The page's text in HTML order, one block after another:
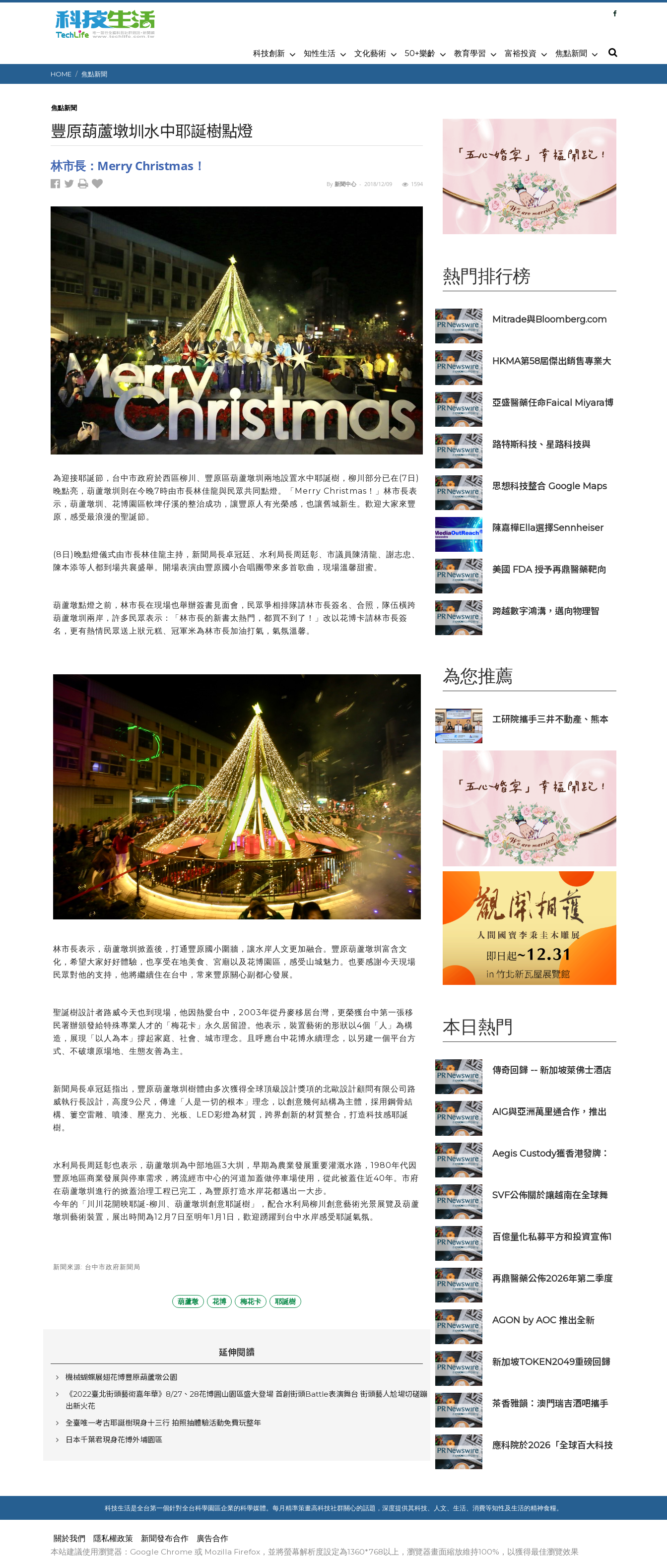
科技創新 知性生活 文化藝術 50+樂齡 教育學習 富裕投資 焦點新聞
HOME 焦點新聞
焦點新聞
豐原葫蘆墩圳水中耶誕樹點燈
林市長：Merry Christmas！
By 新聞中心 - 2018/12/09 1594
為迎接耶誕節，台中市政府於西區柳川、豐原區葫蘆墩圳兩地設置水中耶誕樹，柳川部分已在(7日)
晚點亮，葫蘆墩圳則在今晚7時由市長林佳龍與民眾共同點燈。「Merry Christmas！」林市長表
示，葫蘆墩圳、花博園區軟埤仔溪的整治成功，讓豐原人有光榮感，也讓舊城新生。歡迎大家來豐
原，感受最浪漫的聖誕節。
(8日)晚點燈儀式由市長林佳龍主持，新聞局長卓冠廷、水利局長周廷彰、市議員陳清龍、謝志忠、
陳本添等人都到場共襄盛舉。開場表演由豐原國小合唱團帶來多首歌曲，現場溫馨甜蜜。
葫蘆墩點燈之前，林市長在現場也舉辦簽書見面會，民眾爭相排隊請林市長簽名、合照，隊伍橫跨
葫蘆墩圳兩岸，許多民眾表示：「林市長的新書太熱門，都買不到了！」改以花博卡請林市長簽
名，更有熱情民眾送上狀元糕、冠軍米為林市長加油打氣，氣氛溫馨。
林市長表示，葫蘆墩圳掀蓋後，打通豐原國小圍牆，讓水岸人文更加融合。豐原葫蘆墩圳富含文
化，希望大家好好體驗，也享受在地美食、宮廟以及花博園區，感受山城魅力。也要感謝今天現場
民眾對他的支持，他將繼續住在台中，常來豐原關心副都心發展。
聖誕樹設計者路威今天也到現場，他因熱愛台中，2003年從丹麥移居台灣，更榮獲台中第一張移
民署辦頒發給特殊專業人才的「梅花卡」永久居留證。他表示，裝置藝術的形狀以4個「人」為構
造，展現「以人為本」撐起家庭、社會、城市理念。且呼應台中花博永續理念，以另建一個平台方
式、不破壞原場地、生態友善為主。
新聞局長卓冠廷指出，豐原葫蘆墩圳樹體由多次獲得全球頂級設計獎項的北歐設計顧問有限公司路
威執行長設計，高度9公尺，傳達「人是一切的根本」理念，以創意幾何結構為主體，採用鋼骨結
構、簍空雷雕、噴漆、壓克力、光板、LED彩燈為材質，跨界創新的材質整合，打造科技感耶誕
樹。
水利局長周廷彰也表示，葫蘆墩圳為中部地區3大圳，早期為農業發展重要灌溉水路，1980年代因
豐原地區商業發展與停車需求，將流經市中心的河道加蓋做停車場使用，從此被蓋住近40年。市府
在葫蘆墩圳進行的掀蓋治理工程已完工，為豐原打造水岸花都邁出一大步。
今年的「川川花開映耶誕-柳川、葫蘆墩圳創意耶誕樹」，配合水利局柳川創意藝術光景展覽及葫蘆
墩圳藝術裝置，展出時間為12月7日至明年1月1日，歡迎踴躍到台中水岸感受耶誕氣氛。
新聞來源: 台中市政府新聞局
葫蘆墩 花博 梅花卡 耶誕樹
延伸閱讀
機械蝴蝶展翅花博豐原葫蘆墩公園
《2022臺北街頭藝術嘉年華》8/27、28花博圓山園區盛大登場 首創街頭Battle表演舞台 街頭藝人尬場切磋蹦
出新火花
全臺唯一考古耶誕樹現身十三行 拍照抽體驗活動免費玩整年
日本千葉君現身花博外埔園區
熱門排行榜
Mitrade與Bloomberg.com
模糊問題
HKMA第58屆傑出銷售專業大
亞盛醫藥任命Faical Miyara博
路特斯科技、星路科技與
思想科技整合 Google Maps
單、削減 25% 車隊營運成本
陳嘉樺Ella選擇Sennheiser
美國 FDA 授予再鼎醫藥靶向
Pelitecan（Zoci）孤兒藥資
格認定，用於治療神經內分泌
跨越數字鴻溝，邁向物理智
為您推薦
工研院攜手三井不動產、熊本
本日熱門
傳奇回歸 -- 新加坡萊佛士酒店
AIG與亞洲萬里通合作，推出
Aegis Custody獲香港發牌：
SVF公佈關於讓越南在全球舞
百億量化私募平方和投資宣佈1
再鼎醫藥公佈2026年第二季度
AGON by AOC 推出全新
新加坡TOKEN2049重磅回歸
茶香雅韻：澳門瑞吉酒吧攜手
應科院於2026「全球百大科技
科技生活是全台第一個針對全台科學園區企業的科學媒體。每月精準策畫高科技社群關心的話題，深度提供其科技、人文、生活、消費等知性及生活的精神食糧。
關於我們 隱私權政策 新聞發布合作
廣告合作
本站建議使用瀏覽器：Google Chrome 或 Mozilla Firefox，並將螢幕解析度設定為1360*768以上，瀏覽器畫面縮放維持100%，以獲得最佳瀏覽效果